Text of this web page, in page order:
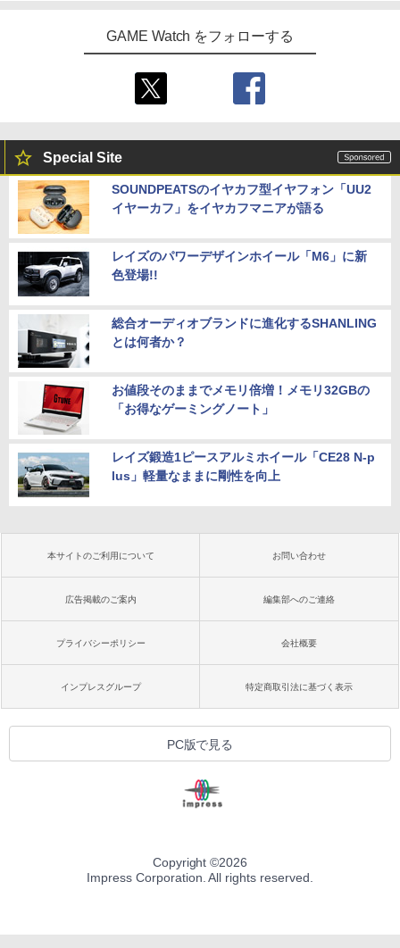
しイラストボード付) [DVD]
￥8,800
【ダイヤ・プラチナ会員様限定！エント
リーでポイント10倍！】【メール便発
送】【新品】Nintendo Switch 2 ゲーム
ソフト ぽこ あ ポケモン POT-P-AAB5A
￥3,984
A5キャラファイングラフ+長月達平書き
下ろし小説) [ 長月達平 ]
￥9,900
GAME Watch をフォローする
Special Site
SOUNDPEATSのイヤカフ型イヤフォン「UU2
イヤーカフ」をイヤカフマニアが語る
レイズのパワーデザインホイール「M6」に新
色登場!!
総合オーディオブランドに進化するSHANLING
とは何者か？
お値段そのままでメモリ倍増！メモリ32GBの
「お得なゲーミングノート」
レイズ鍛造1ピースアルミホイール「CE28 N-p
lus」軽量なままに剛性を向上
本サイトのご利用について お問い合わせ
広告掲載のご案内 編集部へのご連絡
プライバシーポリシー 会社概要
インプレスグループ 特定商取引法に基づく表示
PC版で見る
Copyright ©2026
Impress Corporation. All rights reserved.